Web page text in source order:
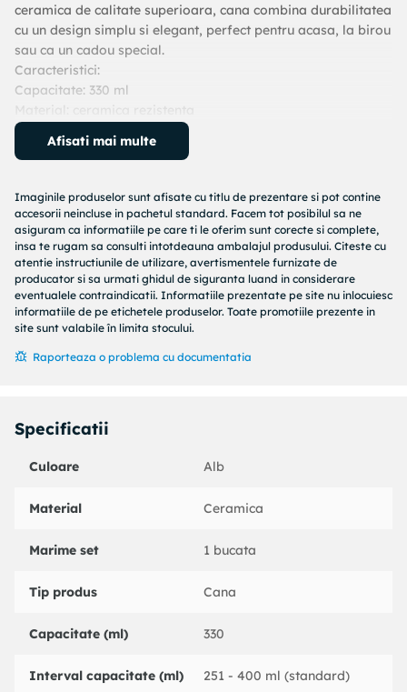
ceramica de calitate superioara, cana combina durabilitatea
cu un design simplu si elegant, perfect pentru acasa, la birou
sau ca un cadou special.
Caracteristici:
Capacitate: 330 ml
Suprafata lucioasa, ideala pentru personalizare (print
digital, sublimare etc.)
vase
Forma clasica, ergonomica, cu maner confortabil
Utilizare recomandata: Perfecta pentru cafea, ceai, ciocolata
calda sau orice alta bautura preferata. Se poate personaliza
cu logo, text, grafica sau fotografie, fiind ideala pentru
cadouri, promovare brand, evenimente speciale sau
suveniruri.
Afisati mai multe
Imaginile produselor sunt afisate cu titlu de prezentare si pot contine
accesorii neincluse in pachetul standard. Facem tot posibilul sa ne
asiguram ca informatiile pe care ti le oferim sunt corecte si complete,
insa te rugam sa consulti intotdeauna ambalajul produsului. Citeste cu
atentie instructiunile de utilizare, avertismentele furnizate de
producator si sa urmati ghidul de siguranta luand in considerare
eventualele contraindicatii. Informatiile prezentate pe site nu inlocuiesc
informatiile de pe etichetele produselor. Toate promotiile prezente in
site sunt valabile în limita stocului.
Raporteaza o problema cu documentatia
Specificatii
Culoare Alb
Material Ceramica
Marime set 1 bucata
Tip produs Cana
Capacitate (ml) 330
Interval capacitate (ml) 251 - 400 ml (standard)